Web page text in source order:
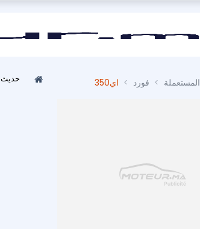
حديث المستعملة فورد اي350